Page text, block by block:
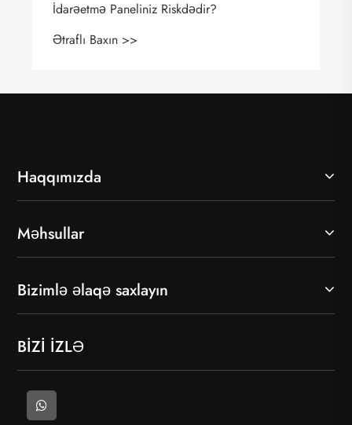
Haqqımızda
Məhsullar
Bizimlə əlaqə saxlayın
BİZİ İZLƏ